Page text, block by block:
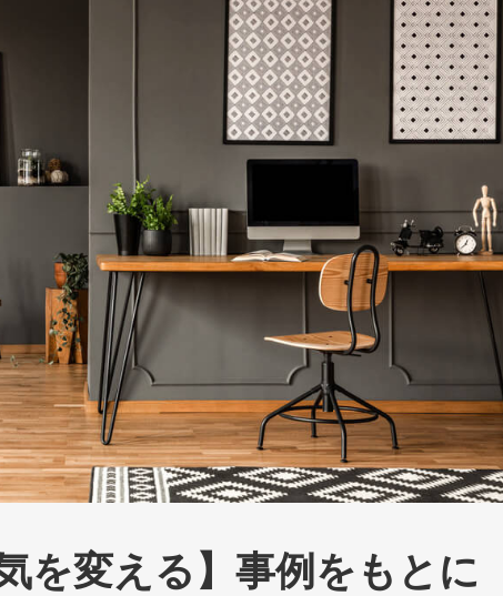
を変える】事例をもとに